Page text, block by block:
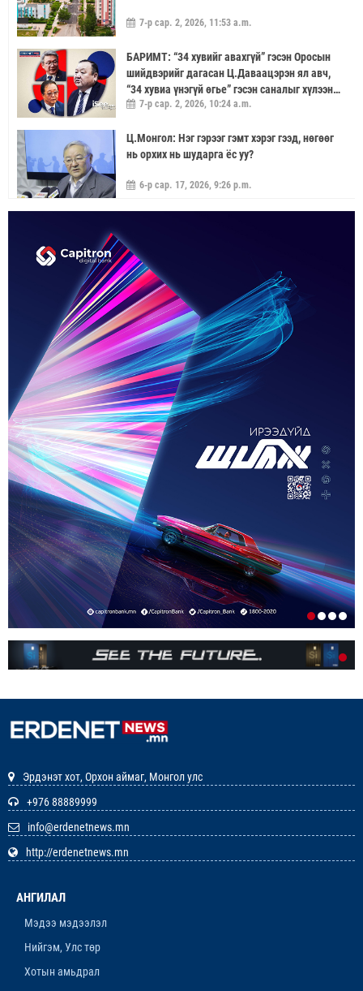
7-р сар. 2, 2026, 11:53 a.m.
БАРИМТ: “34 хувийг авахгүй” гэсэн Оросын
шийдвэрийг дагасан Ц.Даваацэрэн ял авч,
“34 хувиа үнэгүй өгье” гэсэн саналыг хүлээн
аваагүй хүмүүс хариуцлагагүй үлдэв
7-р сар. 2, 2026, 10:24 a.m.
Ц.Монгол: Нэг гэрээг гэмт хэрэг гээд, нөгөөг
нь орхих нь шударга ёс уу?
6-р сар. 17, 2026, 9:26 p.m.
ҮЙЛДВЭРИЙН ХЭДЭН ХУВИЙГ ЭЗЭМШИХ ВЭ
ГЭДЭГ АСУУДАЛ ГАРЧ ИРНЭ
5-р сар. 21, 2026, 11:40 a.m.
ЗУУН НАСЫГ ДАВСАН “ХӨВЧИЙН ХӨХ
ГОНИО” АЛДАРТАЙ Д.ГОНЧИГДАГВА
2-р сар. 17, 2026, 10:38 a.m.
ОРОН НУТАГТ ГАЗАР ОЛГОХ ЭРХ МЭДЛИЙГ
ШИЛЖҮҮЛНЭ
1-р сар. 19, 2026, 10:54 a.m.
ТЭТГЭВРИЙН ЗЭЭЛИЙН ХҮҮГ БУУРУУЛАХ,
УРТАСГАХ ЧИГЛЭЛЭЭР АЖИЛЛАНА
1-р сар. 19, 2026, 10:52 a.m.
ИРГЭДИЙН НЭРИЙН ДАНСНЫ
ХУРИМТЛАЛЫГ НЭГ САЯД ХҮРГЭНЭ
1-р сар. 19, 2026, 10:48 a.m.
ЭНЭ ЖИЛ БҮХ НИЙТЭЭРЭЭ 15 ХОНОГ АМРАХ
НЬ
1-р сар. 7, 2026, 3:41 p.m.
ШАГНАЛ ХҮРТЛЭЭ
ЗАРЛАЛ
12-р сар. 19, 2025, 3:20 p.m.
Эрдэнэт хот, Орхон аймаг, Монгол улс
+976 88889999
info@erdenetnews.mn
http://erdenetnews.mn
АНГИЛАЛ
Мэдээ мэдээлэл
Нийгэм, Улс төр
Хотын амьдрал